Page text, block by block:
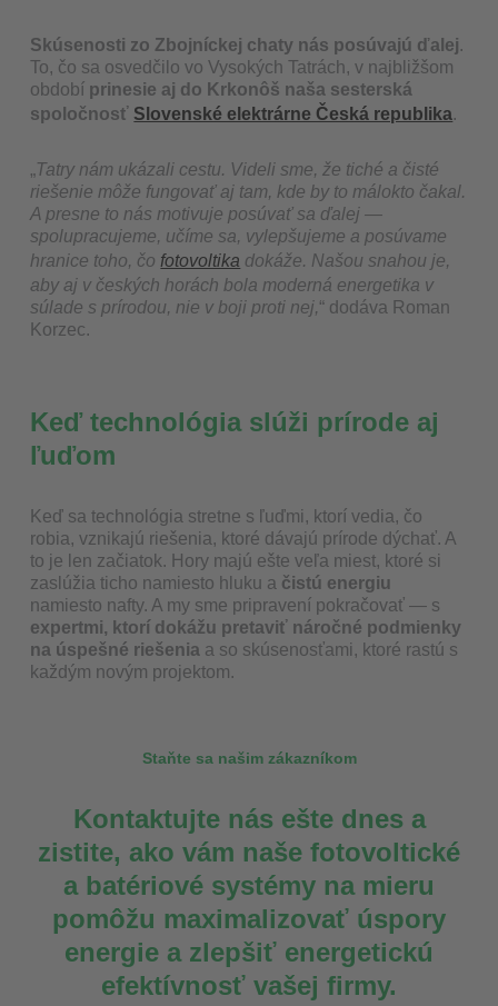
Skúsenosti zo Zbojníckej chaty nás posúvajú ďalej.
To, čo sa osvedčilo vo Vysokých Tatrách, v najbližšom
období prinesie aj do Krkonôš naša sesterská
spoločnosť Slovenské elektrárne Česká republika.
„ Tatry nám ukázali cestu. Videli sme, že tiché a čisté
riešenie môže fungovať aj tam, kde by to málokto čakal.
A presne to nás motivuje posúvať sa ďalej —
spolupracujeme, učíme sa, vylepšujeme a posúvame
hranice toho, čofotovoltika dokáže. Našou snahou je,
aby aj v českých horách bola moderná energetika v
súlade s prírodou, nie v boji proti nej,“ dodáva Roman
Korzec.
Keď technológia slúži prírode aj
ľuďom
Keď sa technológia stretne s ľuďmi, ktorí vedia, čo
robia, vznikajú riešenia, ktoré dávajú prírode dýchať. A
to je len začiatok. Hory majú ešte veľa miest, ktoré si
zaslúžia ticho namiesto hluku a čistú energiu
namiesto nafty. A my sme pripravení pokračovať — s
expertmi, ktorí dokážu pretaviť náročné podmienky
na úspešné riešenia a so skúsenosťami, ktoré rastú s
každým novým projektom.
Staňte sa našim zákazníkom
Kontaktujte nás ešte dnes a
zistite, ako vám naše fotovoltické
a batériové systémy na mieru
pomôžu maximalizovať úspory
energie a zlepšiť energetickú
efektívnosť vašej firmy.